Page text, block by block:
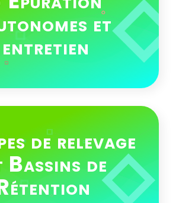
et
entretien
de relevage
Bassins de